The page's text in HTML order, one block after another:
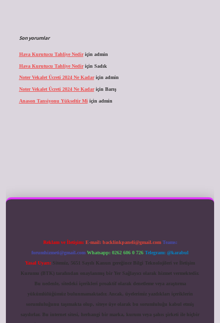
Son yorumlar
Hava Kurutucu Tahliye Nediriçin admin
Hava Kurutucu Tahliye Nediriçin Sadık
Noter Vekalet Ücreti 2024 Ne Kadariçin admin
Noter Vekalet Ücreti 2024 Ne Kadariçin Barış
Anason Tansiyonu Yükseltir Mi için admin
Reklam ve İletişim: E-mail: backlinkpaneli@gmail.com Teams:
forumhizmeti@gmail.com Whatsapp: 0262 606 0 726 Telegram: @karabul
Yasal Uyarı: Sitemiz, 5651 Sayılı Kanun gereğince Bilgi Teknolojileri ve İletişim
Kurumu (BTK) tarafından onaylanmış bir Yer Sağlayıcı olarak hizmet vermektedir.
Bu nedenle, sitedeki içerikleri proaktif olarak denetleme veya araştırma
yükümlülüğümüz bulunmamaktadır. Ancak, üyelerimiz yazdıkları içeriklerin
sorumluluğunu taşımakta olup, siteye üye olarak bu sorumluluğu kabul etmiş
sayılırlar. Bu internet sitesi, herhangi bir marka, kurum veya şahıs şirketi ile hiçbir